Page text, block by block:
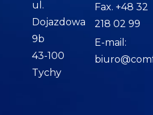
ul.
Dojazdowa
9b
43-100
Tychy
Fax. +48 32
218 02 99
E-mail: